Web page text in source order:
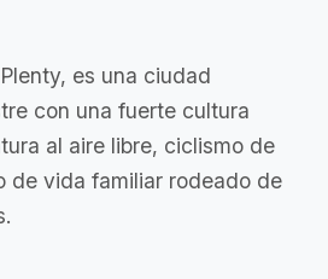
es una ciudad
con una fuerte cultura
al aire libre, ciclismo de
de vida familiar rodeado de